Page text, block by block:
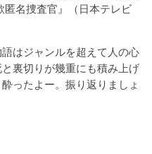
匿名捜査官』（日本テレビ
はジャンルを超えて人の心
裏切りが幾重にも積み上げ
ったよー。振り返りましょ